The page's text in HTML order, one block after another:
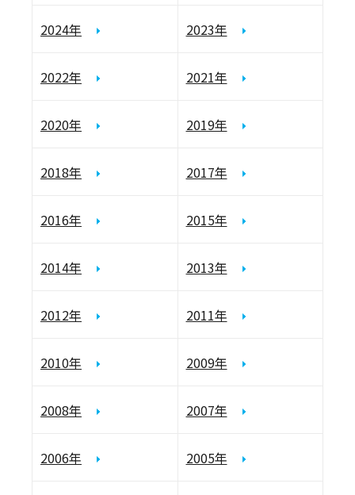
2024年 2023年
2022年 2021年
2020年 2019年
2018年 2017年
2016年 2015年
2014年 2013年
2012年 2011年
2010年 2009年
2008年 2007年
2006年 2005年